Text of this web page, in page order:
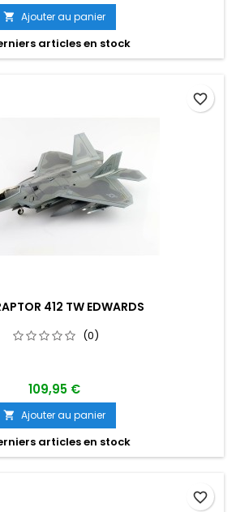
 Ajouter au panier
articles en stock
412 TW EDWARDS
(0)
109,95 €
 Ajouter au panier
articles en stock
favorite_border
favorite_border